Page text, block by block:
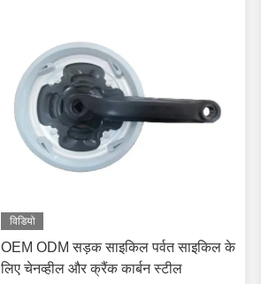
विडियो
OEM ODM सड़क साइकिल पर्वत साइकिल के
लिए चेनव्हील और क्रैंक कार्बन स्टील